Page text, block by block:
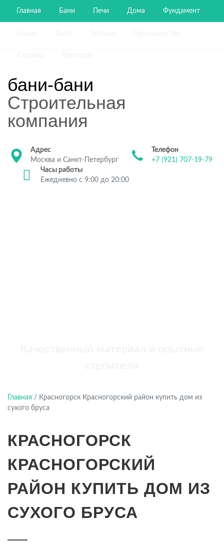
Главная Бани Печи Дома Фундамент
бани-бани
Строительная
компания
Адрес
Москва и Санкт-Петербург
Телефон
+7 (921) 707-19-79
Часы работы
Ежедневно с 9:00 до 20:00
Главная / Красногорск Красногорский район купить дом из
сухого бруса
КРАСНОГОРСК
КРАСНОГОРСКИЙ
РАЙОН КУПИТЬ ДОМ ИЗ
СУХОГО БРУСА